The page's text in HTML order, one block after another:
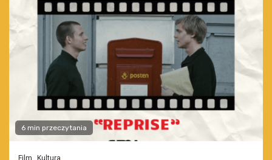
6 min przeczytania